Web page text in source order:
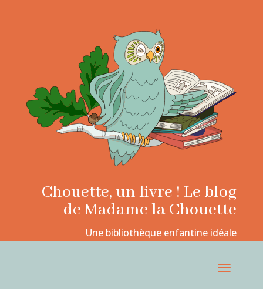
Chouette, un livre ! Le blog
de Madame la Chouette
Une bibliothèque enfantine idéale